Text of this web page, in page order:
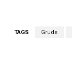
TAGS Grude